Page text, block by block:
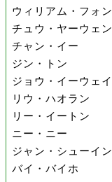
ウィリアム・フォン
チュウ・ヤーウェン
チャン・イー
ジン・トン
ジョウ・イーウェイ
リウ・ハオラン
リー・イートン
ニー・ニー
ジャン・シューイン
バイ・バイホ